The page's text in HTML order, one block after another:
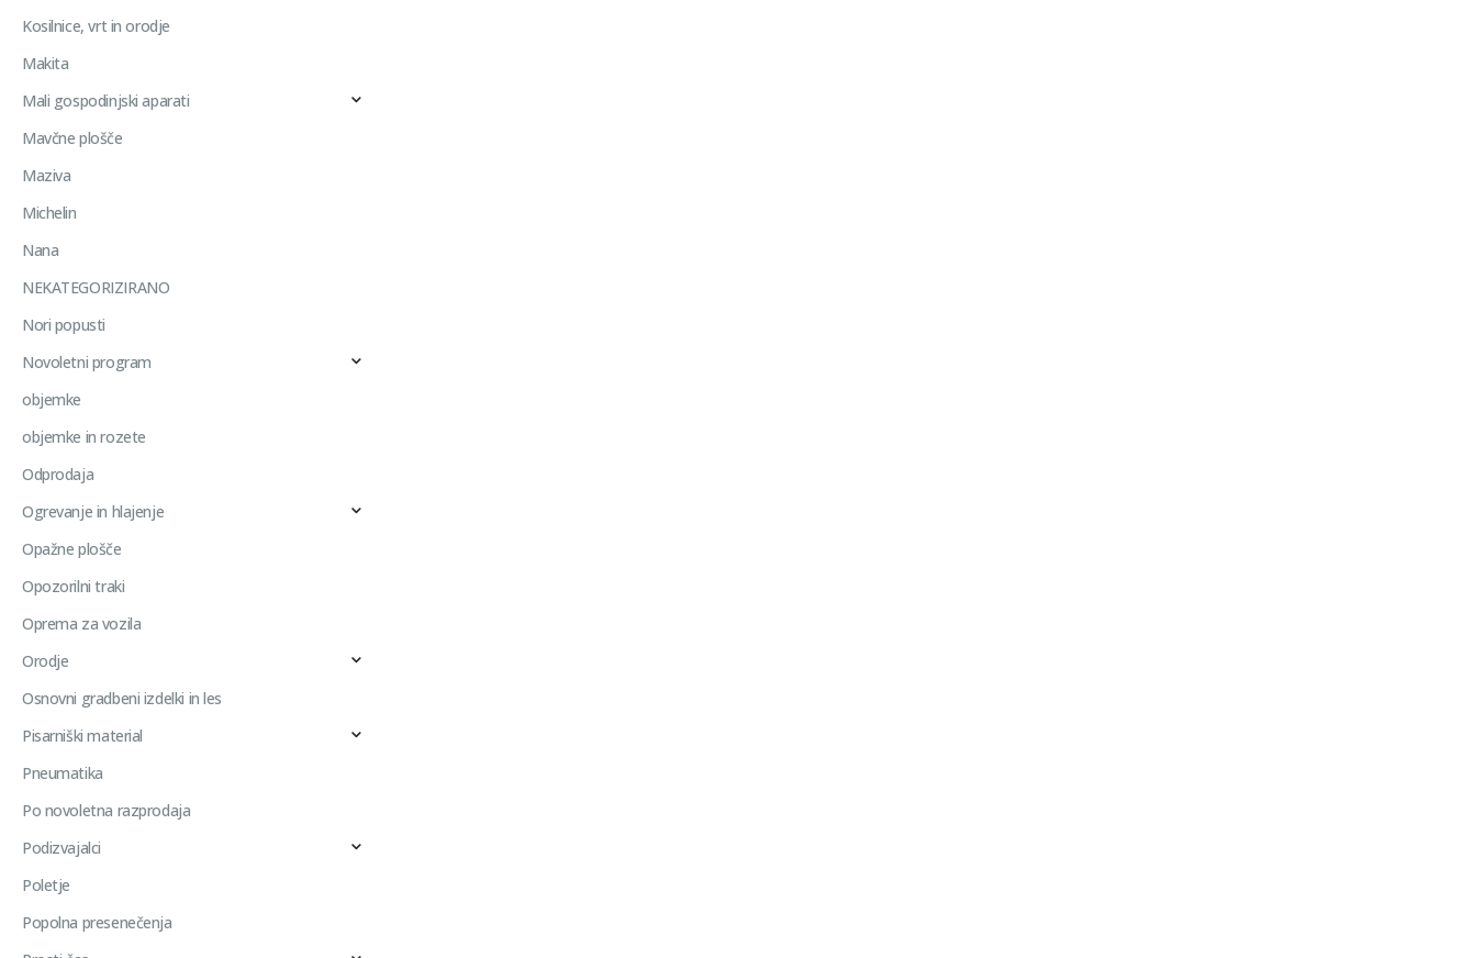
Kosilnice, vrt in orodje
Makita
Mali gospodinjski aparati
Mavčne plošče
Maziva
Michelin
Nana
NEKATEGORIZIRANO
Nori popusti
Novoletni program
objemke
objemke in rozete
Odprodaja
Ogrevanje in hlajenje
Opažne plošče
Opozorilni traki
Oprema za vozila
Orodje
Osnovni gradbeni izdelki in les
Pisarniški material
Pneumatika
Po novoletna razprodaja
Podizvajalci
Poletje
Popolna presenečenja